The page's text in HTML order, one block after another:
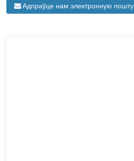
Адпраўце нам электронную пошту